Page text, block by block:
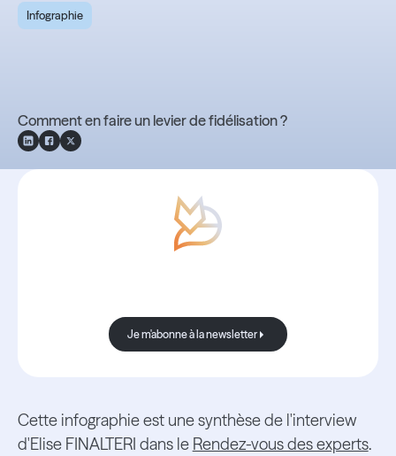
Infographie
Comment en faire un levier de fidélisation ?
Je m'abonne à la newsletter
Je m'abonne à la newsletter
Cette infographie est une synthèse de l'interview
d'Elise FINALTERI dans le Rendez-vous des experts.